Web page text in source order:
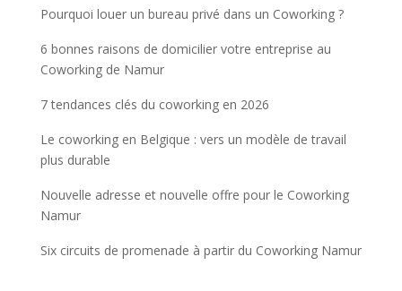
Pourquoi louer un bureau privé dans un Coworking ?
6 bonnes raisons de domicilier votre entreprise au
Coworking de Namur
7 tendances clés du coworking en 2026
Le coworking en Belgique : vers un modèle de travail
plus durable
Nouvelle adresse et nouvelle offre pour le Coworking
Namur
Six circuits de promenade à partir du Coworking Namur